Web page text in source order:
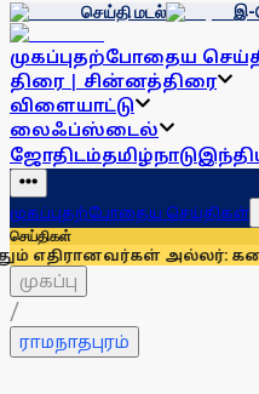
செய்தி மடல் இ-
முகப்புதற்போதைய
திரை | சின்னத்திரை
விளையாட்டு
லைஃப்ஸ்டைல்
ஜோதிடம்தமிழ்நாடு
முகப்புதற்போதைய செய்திகள்
செய்திகள்
அல்லர்: கனிமொழி
முகப்பு
/
ராமநாதபுரம்